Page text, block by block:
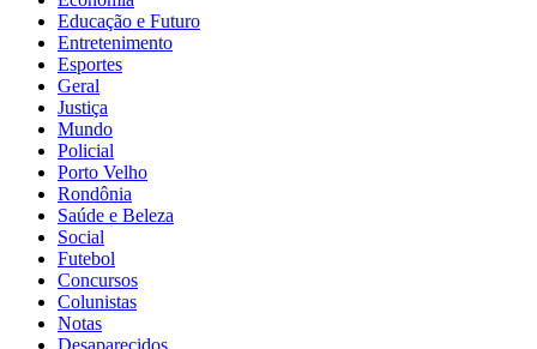
Educação e Futuro
Entretenimento
Esportes
Geral
Justiça
Mundo
Policial
Porto Velho
Rondônia
Saúde e Beleza
Social
Futebol
Concursos
Colunistas
Notas
Desaparecidos